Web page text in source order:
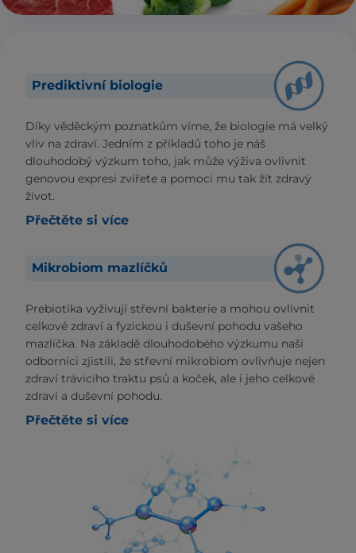
Prediktivní biologie
Díky věděckým poznatkům víme, že biologie má velký
vliv na zdraví. Jedním z příkladů toho je náš
dlouhodobý výzkum toho, jak může výživa ovlivnit
genovou expresi zvířete a pomoci mu tak žít zdravý
život.
Přečtěte si více
Mikrobiom mazlíčků
Prebiotika vyživují střevní bakterie a mohou ovlivnit
celkové zdraví a fyzickou i duševní pohodu vašeho
mazlíčka. Na základě dlouhodobého výzkumu naši
odborníci zjistili, že střevní mikrobiom ovlivňuje nejen
zdraví trávicího traktu psů a koček, ale i jeho celkové
zdraví a duševní pohodu.
Přečtěte si více